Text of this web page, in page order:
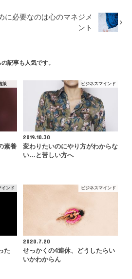
に必要なのは心のマネジメ
ント
記事も人気です。
策
素養
ビジネスマインド
2019.10.30
変わりたいのにやり方がわからな
い…と苦しい方へ
インド
た
ビジネスマインド
2020.7.20
せっかくの4連休、どうしたらい
いかわからん